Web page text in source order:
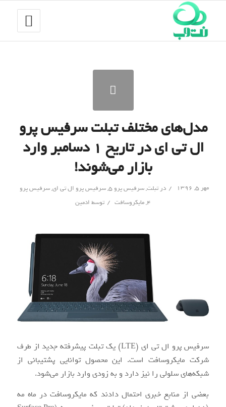
مدل‌های مختلف تبلت سرفیس پرو
ال تی ای در تاریخ ۱ دسامبر وارد
بازار می‌شوند!
مهر ۵, ۱۳۹۶ / درتبلت,سرفیس پرو 5 ,سرفیس پرو ال تی ای,سرفیس پرو
۴,مایکروسافت / توسط ادمین
سرفیس پرو ال تی ای (LTE) یک تبلت پیشرفته جدید از طرف
شرکت مایکروسافت است. این محصول توانایی پشتیبانی از
شبکه‌های سلولی را نیز دارد و به زودی وارد بازار می‌شود.
بعضی از منابع خبری احتمال دادند که مایکروسافت در ماه مه